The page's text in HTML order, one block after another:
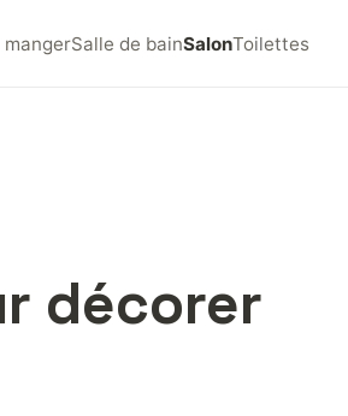
mangerSalle de bainSalonToilettes
décorer